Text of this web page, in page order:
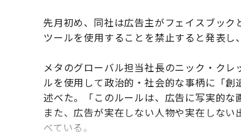
先月初め、同社は広告主がフェイスブッ
ツールを使用することを禁止すると発表し
メタのグローバル担当社長のニック・ク
ルを使用して政治的・社会的な事柄に「
述べた。「このルールは、広告に写実的な
また、広告が実在しない人物や実在しな
べている。